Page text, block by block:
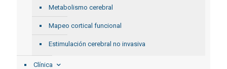
Metabolismo cerebral
Mapeo cortical funcional
Estimulación cerebral no invasiva
Clínica